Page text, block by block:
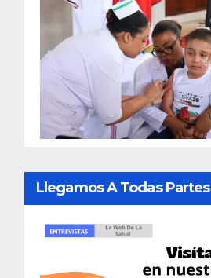
Llegamos A Todas Partes